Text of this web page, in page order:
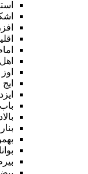
افزر
اهل
اوز
ایج
باب